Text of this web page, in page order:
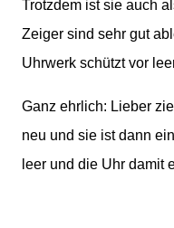
Trotzdem ist sie auch
Zeiger sind sehr gut
Uhrwerk schützt vor
Ganz ehrlich: Lieber
neu und sie ist dann
leer und die Uhr damit